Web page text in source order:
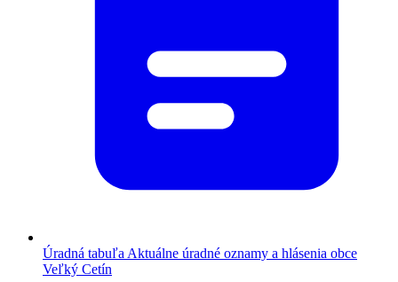
Úradná tabuľa Aktuálne úradné oznamy a hlásenia obce
Veľký Cetín